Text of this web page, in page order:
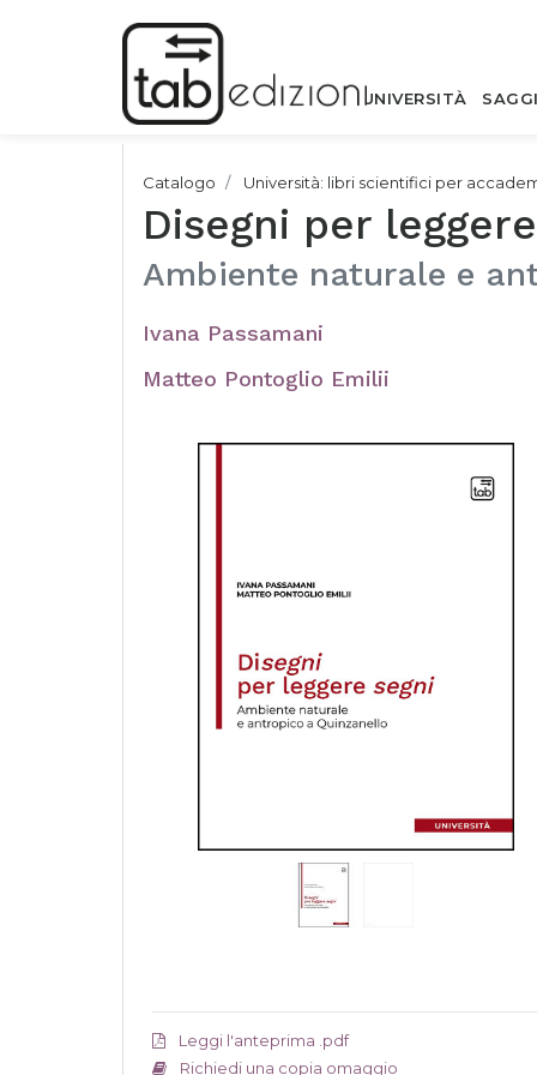
UNIVERSITÀ
Catalogo Università: libri scientifici per
Disegni per
Ambiente naturale e
Ivana Passamani
Matteo Pontoglio Emilii
Leggi l'anteprima .pdf
Richiedi una copia omaggio